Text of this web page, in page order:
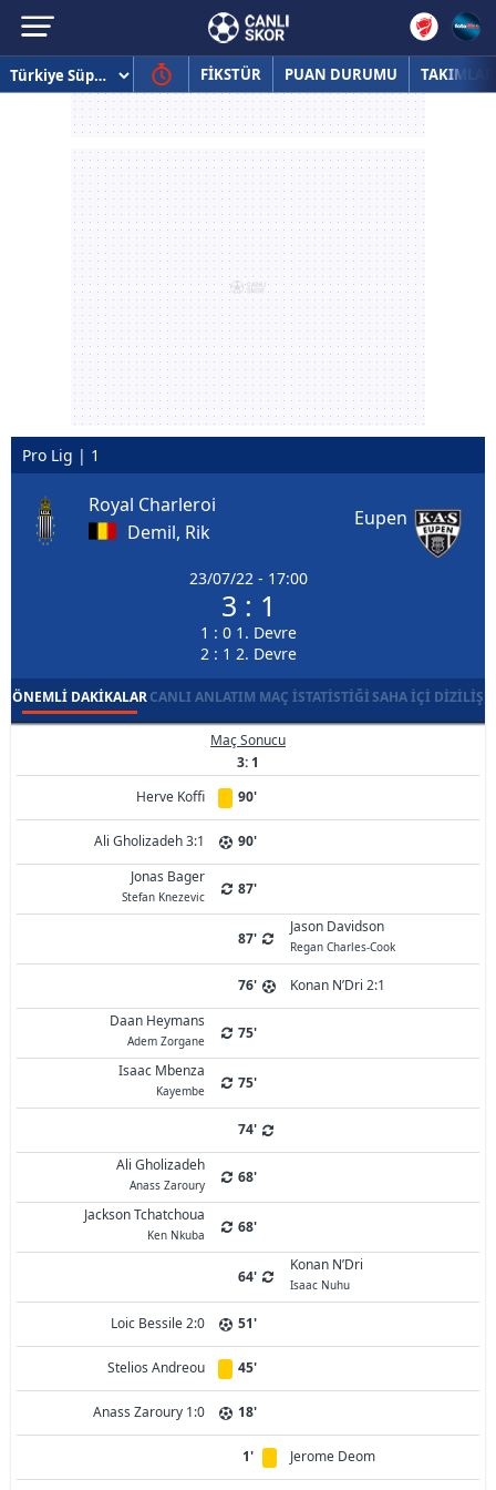
FİKSTÜR PUAN DURUMU TAKIMLAR
Pro Lig | 1
Royal Charleroi
Demil, Rik
23/07/22 - 17:00
3 : 1
1 : 0 1. Devre
2 : 1 2. Devre
Eupen
ÖNEMLI DAKIKALARCANLI ANLATIM MAÇ İSTATISTIĞISAHA İÇI DIZILIŞ
Maç Sonucu
3: 1
Herve Koffi
90'
Ali Gholizadeh 3:1
90'
Jonas Bager
Stefan Knezevic 87'
87'
Jason Davidson
Regan Charles-Cook
76'
Konan N’Dri 2:1
Daan Heymans
Adem Zorgane
75'
Isaac Mbenza
Kayembe 75'
74'
Ali Gholizadeh
Anass Zaroury
68'
Jackson Tchatchoua
Ken Nkuba 68'
64'
Konan N’Dri
Isaac Nuhu
Loic Bessile 2:0 51'
Stelios Andreou 45'
Anass Zaroury 1:0 18'
1' Jerome Deom